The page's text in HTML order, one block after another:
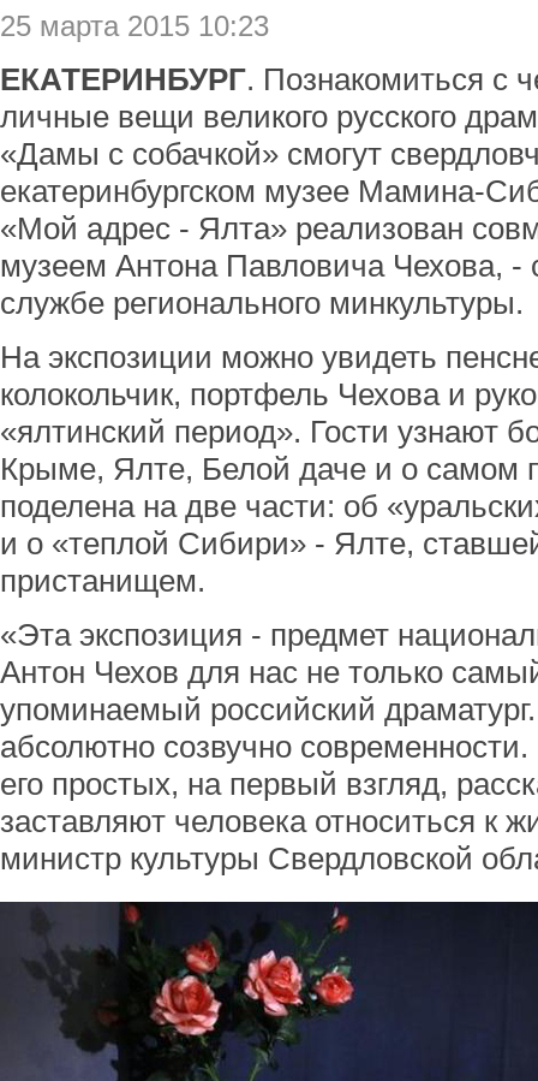
25 марта 2015 10:23
ЕКАТЕРИНБУРГ. Познакомиться с
личные вещи великого русского
«Дамы с собачкой» смогут
екатеринбургском музее Мамина-
«Мой адрес - Ялта» реализован
музеем Антона Павловича Чехова,
службе регионального минкультуры.
На экспозиции можно увидеть
колокольчик, портфель Чехова и
«ялтинский период». Гости узнают
Крыме, Ялте, Белой даче и о самом
поделена на две части: об
и о «теплой Сибири» - Ялте,
пристанищем.
«Эта экспозиция - предмет
Антон Чехов для нас не только
упоминаемый российский
абсолютно созвучно
его простых, на первый взгляд,
заставляют человека относиться к
министр культуры Свердловской